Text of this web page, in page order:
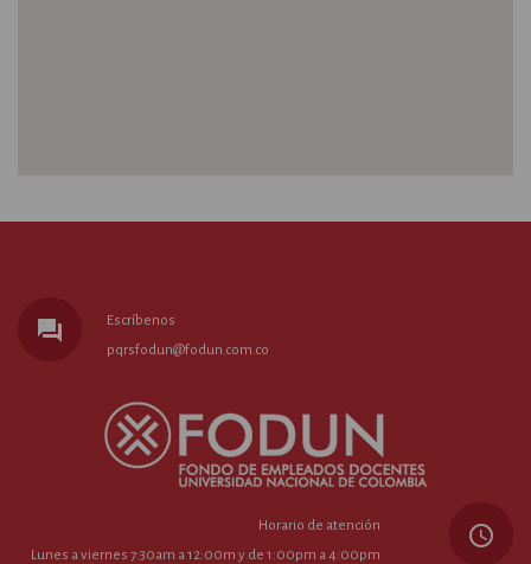
forum
Escríbenos
pqrsfodun@fodun.com.co
Horario de atención
Lunes a viernes 7:30am a 12:00m y de 1:00pm a 4:00pm
query_builder